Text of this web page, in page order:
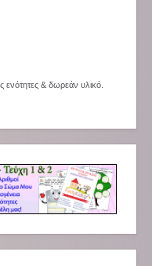
ενότητες & δωρεάν υλικό.